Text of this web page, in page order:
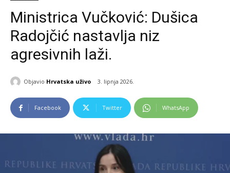
Ministrica Vučković: Dušica
Radojčić nastavlja niz
agresivnih laži.
Objavio Hrvatska uživo 3. lipnja 2026.
Facebook Twitter WhatsApp